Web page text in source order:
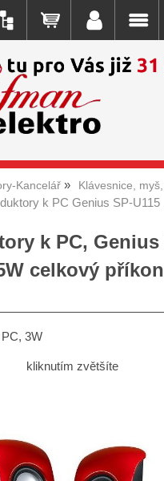
Kancelář
Klávesnice,
k PC Genius SP-U115
k PC, Genius
celkový
3W
kliknutím zvětšíte